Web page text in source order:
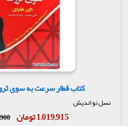
کتاب قطار سرعت به سوی
نسل نو اندیش
1,019,915 تومان